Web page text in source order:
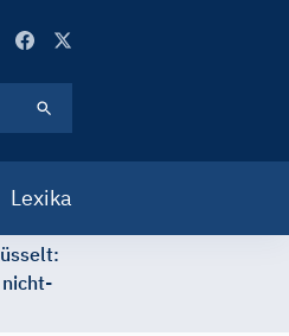
Lexika
nicht-